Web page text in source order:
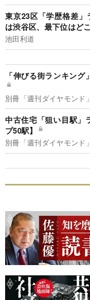
東京23区「学歴格差
は渋谷区、最下位はど
池田利道
「伸びる街ランキン
別冊「週刊ダイヤモンド」
中古住宅「狙い目駅」
プ50駅】
別冊「週刊ダイヤモンド」